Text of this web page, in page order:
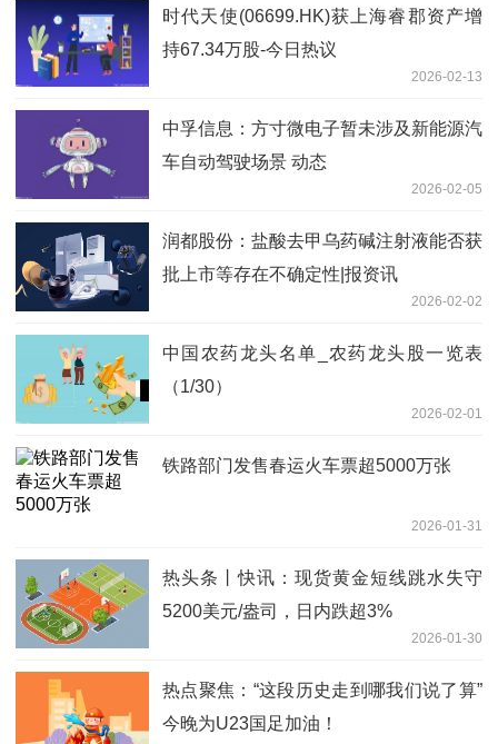
时代天使(06699.HK)获上海睿郡资产增
持67.34万股-今日热议
2026-02-13
中孚信息：方寸微电子暂未涉及新能源汽
车自动驾驶场景 动态
2026-02-05
润都股份：盐酸去甲乌药碱注射液能否获
批上市等存在不确定性|报资讯
2026-02-02
中国农药龙头名单_农药龙头股一览表
（1/30）
2026-02-01
铁路部门发售春运火车票超5000万张
2026-01-31
热头条丨快讯：现货黄金短线跳水失守
5200美元/盎司，日内跌超3%
2026-01-30
热点聚焦：“这段历史走到哪我们说了算”
今晚为U23国足加油！